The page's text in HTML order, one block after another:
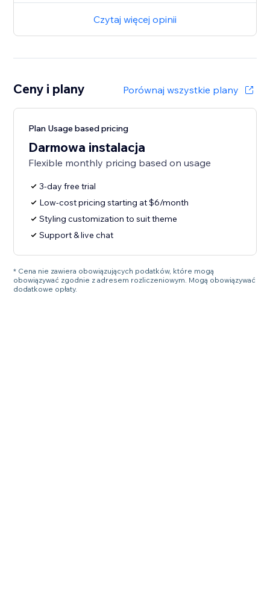
Czytaj więcej opinii
Ceny i plany Porównaj wszystkie plany
Plan Usage based pricing
Darmowa instalacja
Flexible monthly pricing based on usage
3-day free trial
Low-cost pricing starting at $6/month
Styling customization to suit theme
Support & live chat
* Cena nie zawiera obowiązujących podatków, które mogą
obowiązywać zgodnie z adresem rozliczeniowym. Mogą obowiązywać
dodatkowe opłaty.